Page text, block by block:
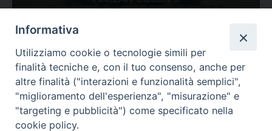
Valutazione
Complesso, Problematico
Tematica: Amore-Sentimenti, Carcere...
Informativa
Utilizziamo cookie o tecnologie simili per
finalità tecniche e, con il tuo consenso, anche per
altre finalità ("interazioni e funzionalità semplici",
"miglioramento dell'esperienza", "misurazione" e
"targeting e pubblicità") come specificato nella
cookie policy.